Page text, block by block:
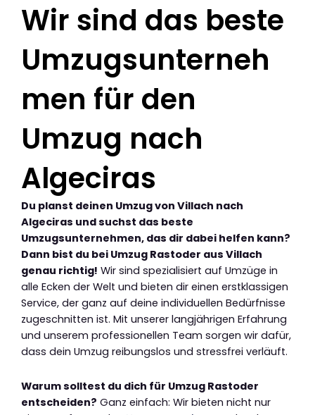
Wir sind das beste
Umzugsunterneh
men für den
Umzug nach
Algeciras
Du planst deinen Umzug von Villach nach
Algeciras und suchst das beste
Umzugsunternehmen, das dir dabei helfen kann?
Dann bist du bei Umzug Rastoder aus Villach
genau richtig! Wir sind spezialisiert auf Umzüge in
alle Ecken der Welt und bieten dir einen erstklassigen
Service, der ganz auf deine individuellen Bedürfnisse
zugeschnitten ist. Mit unserer langjährigen Erfahrung
und unserem professionellen Team sorgen wir dafür,
dass dein Umzug reibungslos und stressfrei verläuft.
Warum solltest du dich für Umzug Rastoder
entscheiden? Ganz einfach: Wir bieten nicht nur